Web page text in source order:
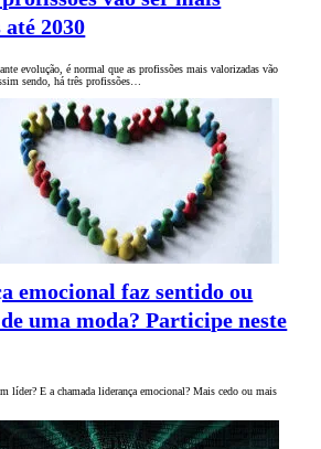
2030
evolução, é normal que as profissões mais valorizadas vão
sendo, há três profissões…
emocional faz sentido ou
uma moda? Participe neste
líder? E a chamada liderança emocional? Mais cedo ou mais